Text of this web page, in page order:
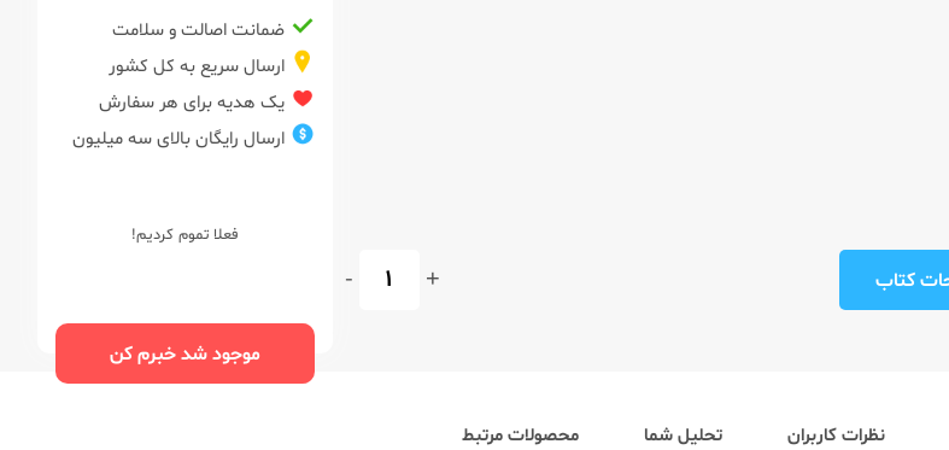
+
-
ضمانت اصالت و سلامت
ارسال سریع به کل کشور
یک هدیه برای هر سفارش
ارسال رایگان بالای سه میلیون
فعلا تموم کردیم!
موجود شد خبرم کن
نظرات کاربران تحلیل شما محصولات مرتبط